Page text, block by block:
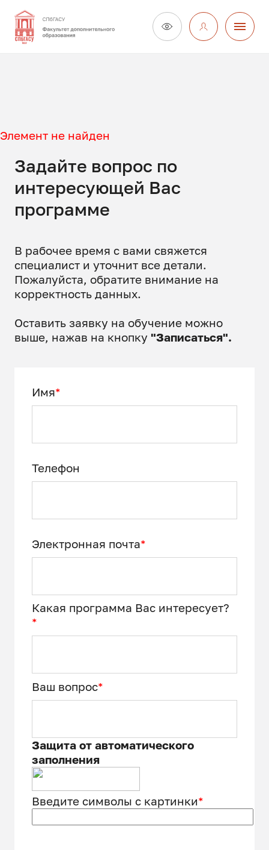
Элемент не найден
Задайте вопрос по
интересующей Вас
программе
В рабочее время с вами свяжется
специалист и уточнит все детали.
Пожалуйста, обратите внимание на
корректность данных.
Оставить заявку на обучение можно
выше, нажав на кнопку "Записаться".
Имя*
Телефон
Электронная почта*
Какая программа Вас интересует?
*
Ваш вопрос*
Защита от автоматического
заполнения
Введите символы с картинки*